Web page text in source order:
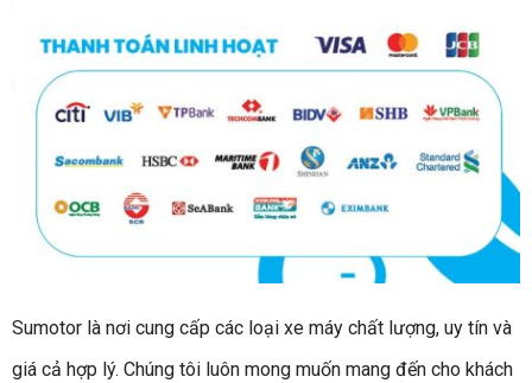
Sumotor là nơi cung cấp các loại xe máy chất lượng, uy tín và
giá cả hợp lý. Chúng tôi luôn mong muốn mang đến cho khách